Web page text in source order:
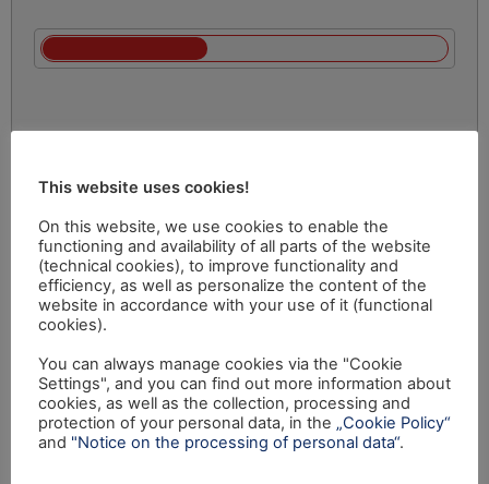
This website uses cookies!
On this website, we use cookies to enable the
functioning and availability of all parts of the website
(technical cookies), to improve functionality and
efficiency, as well as personalize the content of the
website in accordance with your use of it (functional
cookies).
You can always manage cookies via the "Cookie
Settings", and you can find out more information about
cookies, as well as the collection, processing and
protection of your personal data, in the „Cookie Policy“
and "Notice on the processing of personal data“.